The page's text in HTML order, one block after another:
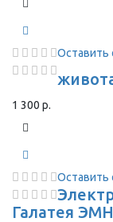
Оставить
1 300 р.
Оставить
Галатея